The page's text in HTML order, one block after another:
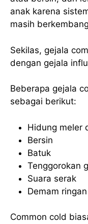
anak karena
masih
Sekilas, gejala
dengan gejala
Beberapa gejala
sebagai berikut:
Hidung meler
Bersin
Batuk
Tenggorokan
Suara serak
Demam
Common cold